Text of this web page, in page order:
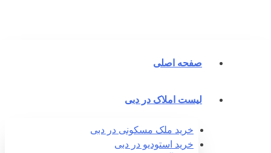
صفحه اصلی
لیست املاک در دبی
خرید ملک مسکونی در دبی
خرید استودیو در دبی